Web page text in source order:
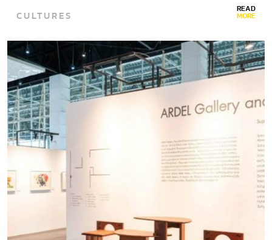
ปราการทางกลยุทธ์ในการต่อต้านการรุกรานของฮิตเลอร์ ซึ่ง
CULTURES READ
MORE